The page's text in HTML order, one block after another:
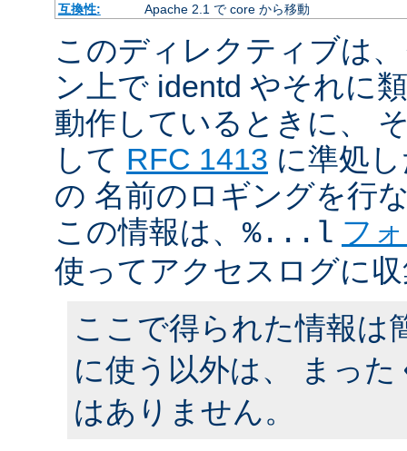
互換性:
Apache 2.1 で core から移動
このディレクティブは
ン上で identd やそれに
動作しているときに、
して RFC 1413 に準処
の 名前のロギングを行
この情報は、 %...l フ
使ってアクセスログに
ここで得られた情報は
に使う以外は、 まっ
はありません。